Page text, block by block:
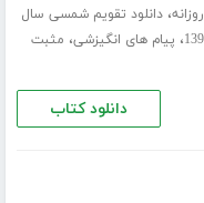
،دانلود تقویم شمسی سال
، پیام های انگیزشی، مثبت
دانلود کتاب